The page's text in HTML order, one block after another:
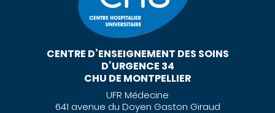
CENTRE D’ENSEIGNEMENT DES SOINS
D’URGENCE 34
CHU DE MONTPELLIER
UFR Médecine
641 avenue du Doyen Gaston Giraud